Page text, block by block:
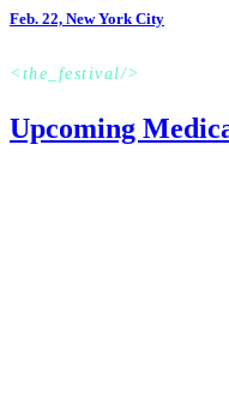
Feb. 22, New York City
<the_festival/>
Upcoming